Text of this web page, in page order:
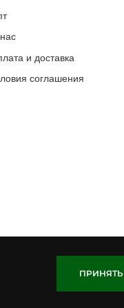
ПРИНЯТЬ
и доставка
соглашения